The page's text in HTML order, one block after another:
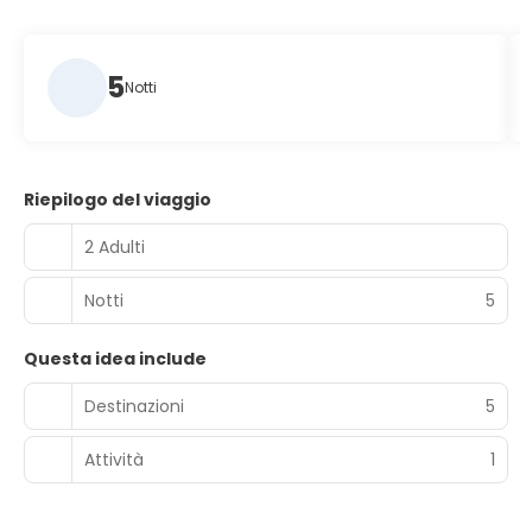
5Notti
Riepilogo del viaggio
2 Adulti
Notti 5
Questa idea include
Destinazioni
5
Attività 1